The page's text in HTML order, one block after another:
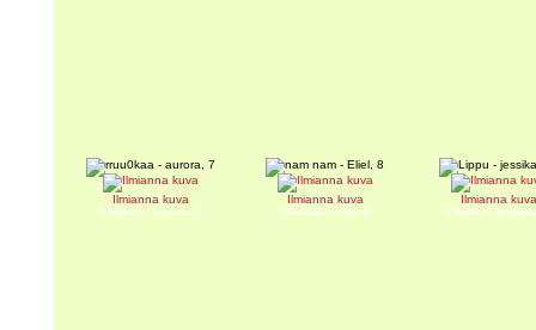
Ilmianna kuva
rruu0kaa
Värittäjä: aurora, 7
Ilmianna kuva
nam nam
Värittäjä: Eliel, 8
Ilmianna
Lippu
Värittäjä: